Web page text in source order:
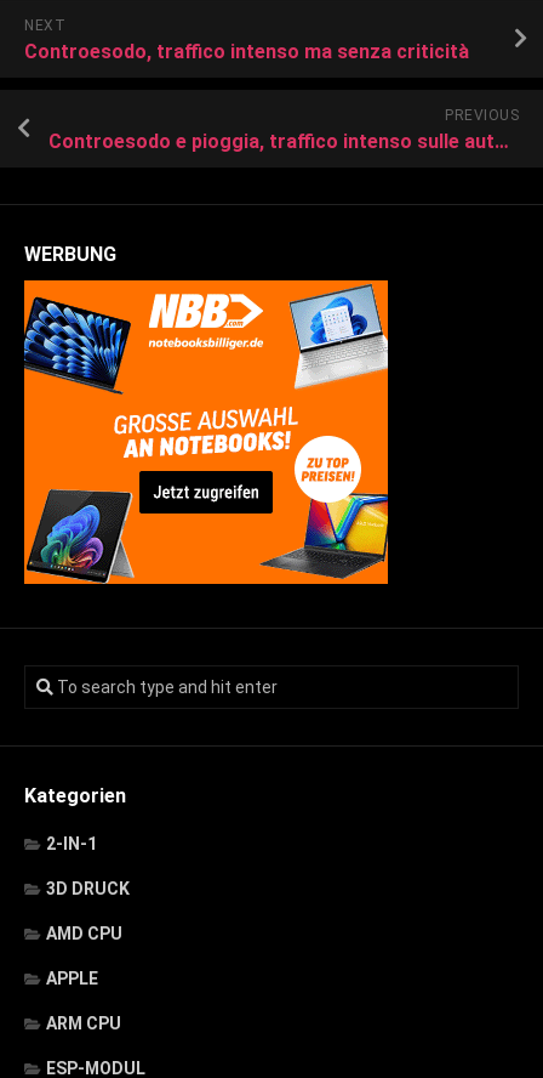
NEXT
Controesodo, traffico intenso ma senza criticità
PREVIOUS
Controesodo e pioggia, traffico intenso sulle autostrade verso Palermo
WERBUNG
Kategorien
2-IN-1
3D DRUCK
AMD CPU
APPLE
ARM CPU
ESP-MODUL